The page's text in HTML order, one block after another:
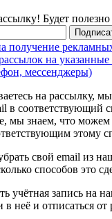
Будет
получение
на
мессенджеры)
на
в соответствующий
мы знаем, что можем
этому
свой email из
способов это
учётная запись на
в неё и отписаться от